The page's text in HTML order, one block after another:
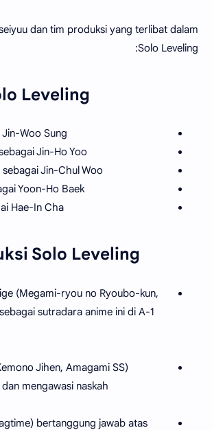
dan tim produksi yang terlibat dalam
Solo Leveling:
Leveling:
Woo Sung
Jin-Ho Yoo
Jin-Chul Woo
Yoon-Ho Baek
Hae-In Cha
Solo Leveling:
(Megami-ryou no Ryoubo-kun,
sutradara anime ini di A-1
Jihen, Amagami SS)
mengawasi naskah.
bertanggung jawab atas